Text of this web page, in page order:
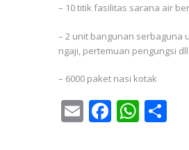
– 10 titik fasilitas sarana air
– 2 unit bangunan serbaguna
ngaji, pertemuan pengungsi dll
– 6000 paket nasi kotak
E F W